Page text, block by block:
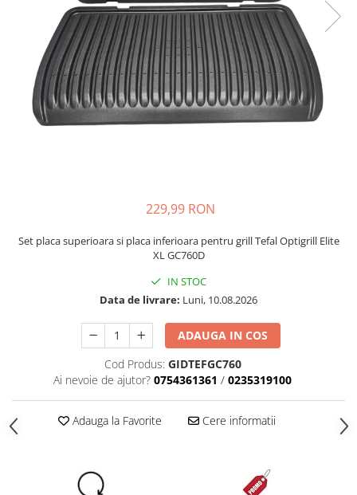
si Uscatoare
Accesorii Electrocasnice Mici
Filtre Purificatoare Aer
Accesorii Piese Aer Conditionat
229,99 RON
Set placa superioara si placa inferioara pentru grill Tefal Optigrill Elite
XL GC760D
IN STOC
Data de livrare: Luni, 10.08.2026
ADAUGA IN COS
Cod Produs: GIDTEFGC760
Ai nevoie de ajutor? 0754361361 / 0235319100
Adauga la Favorite Cere informatii